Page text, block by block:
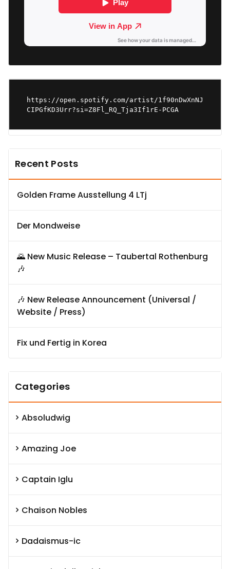
https://open.spotify.com/artist/1f90nDwXnNJ
CIPGfKD3Urr?si=Z8Fl_RQ_Tja3If1rE-PCGA
Recent Posts
Golden Frame Ausstellung 4 LTj
Der Mondweise
🌄 New Music Release – Taubertal Rothenburg
🎶
🎶 New Release Announcement (Universal /
Website / Press)
Fix und Fertig in Korea
Categories
Absoludwig
Amazing Joe
Captain Iglu
Chaison Nobles
Dadaismus-ic